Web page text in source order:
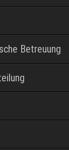
Betreuung